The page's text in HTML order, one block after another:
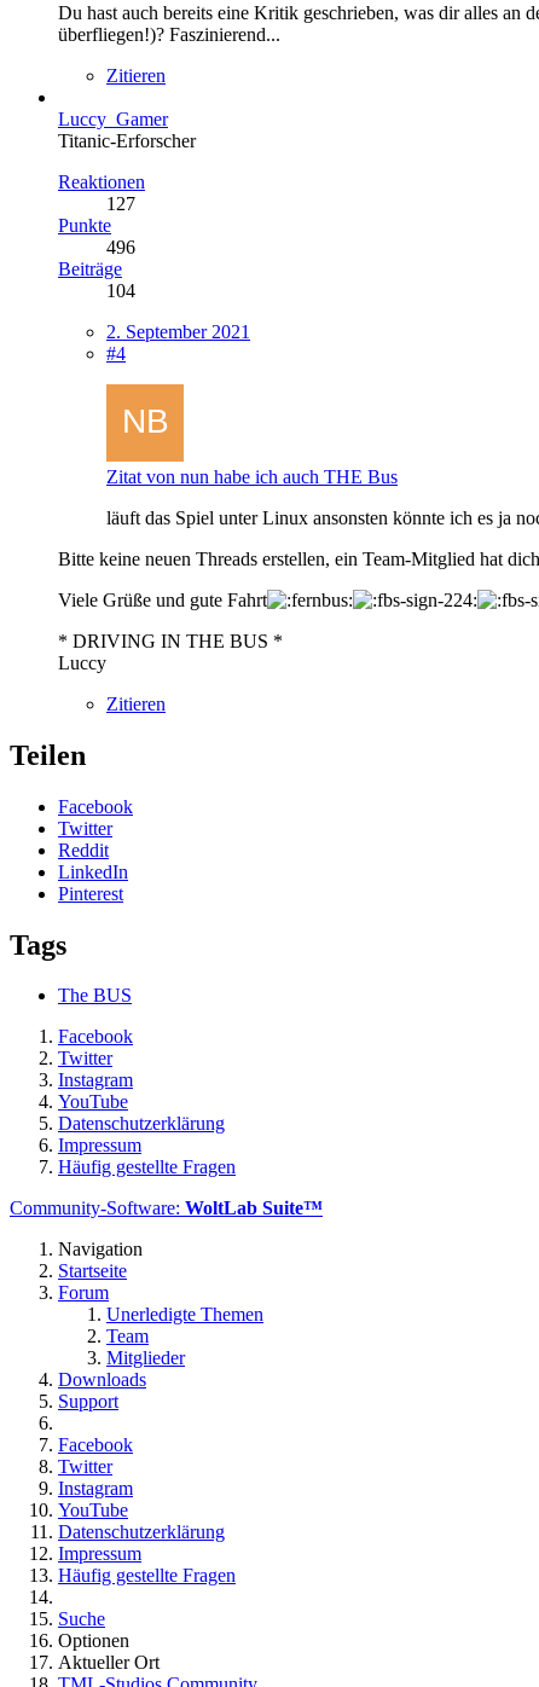
Du hast auch bereits eine Kritik geschrieben, was dir alles an
überfliegen!)? Faszinierend...
Zitieren
Luccy_Gamer
Titanic-Erforscher
Reaktionen
127
Punkte
496
Beiträge
104
2. September 2021
#4
Zitat von nun habe ich auch THE Bus
läuft das Spiel unter Linux ansonsten könnte ich es ja
Bitte keine neuen Threads erstellen, ein Team-Mitglied hat
Viele Grüße und gute Fahrt
* DRIVING IN THE BUS *
Luccy
Zitieren
Teilen
Facebook
Twitter
Reddit
LinkedIn
Pinterest
Tags
The BUS
Facebook
Twitter
Instagram
YouTube
Datenschutzerklärung
Impressum
Häufig gestellte Fragen
Community-Software: WoltLab Suite™
Navigation
Startseite
Forum
Unerledigte Themen
Team
Mitglieder
Downloads
Support
Facebook
Twitter
Instagram
YouTube
Datenschutzerklärung
Impressum
Häufig gestellte Fragen
Suche
Optionen
Aktueller Ort